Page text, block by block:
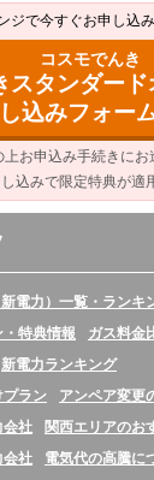
ジで今すぐお申し込
コスモでんき
スタンダー
し込みフォー
上お申込み手続きにお
込みで限定特典が適
電力）一覧・ランキ
特典情報
ガス料金
新電力ランキング
プラン
アンペア変更
会社
関西エリアのお
会社
電気代の高騰に